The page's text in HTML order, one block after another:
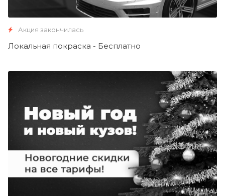
Акция закончилась
Локальная покраска - Бесплатно